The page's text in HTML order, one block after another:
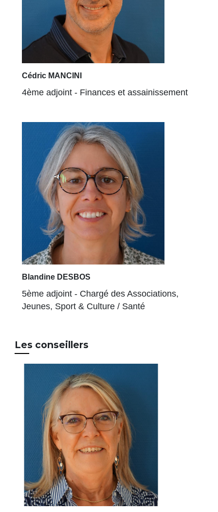
Cédric MANCINI
4ème adjoint - Finances et assainissement
Blandine DESBOS
5ème adjoint - Chargé des Associations,
Jeunes, Sport & Culture / Santé
Les conseillers